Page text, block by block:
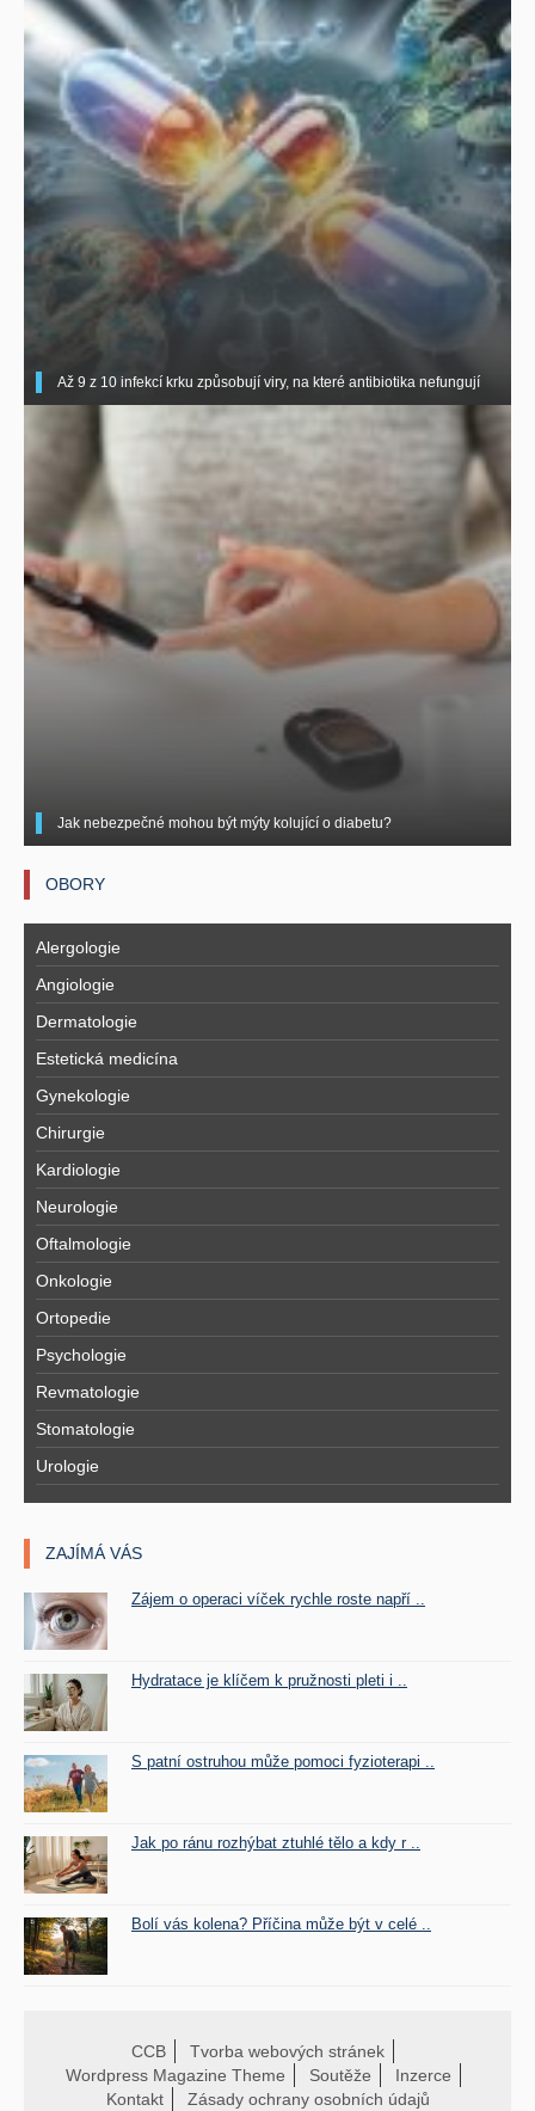
Až 9 z 10 infekcí krku způsobují viry, na které antibiotika nefungují
Jak nebezpečné mohou být mýty kolující o diabetu?
OBORY
Alergologie
Angiologie
Dermatologie
Estetická medicína
Gynekologie
Chirurgie
Kardiologie
Neurologie
Oftalmologie
Onkologie
Ortopedie
Psychologie
Revmatologie
Stomatologie
Urologie
ZAJÍMÁ VÁS
Zájem o operaci víček rychle roste napří ..
Hydratace je klíčem k pružnosti pleti i ..
S patní ostruhou může pomoci fyzioterapi ..
Jak po ránu rozhýbat ztuhlé tělo a kdy r ..
Bolí vás kolena? Příčina může být v celé ..
CCB
Tvorba webových stránek
Wordpress Magazine Theme
Soutěže
Inzerce
Kontakt
Zásady ochrany osobních údajů